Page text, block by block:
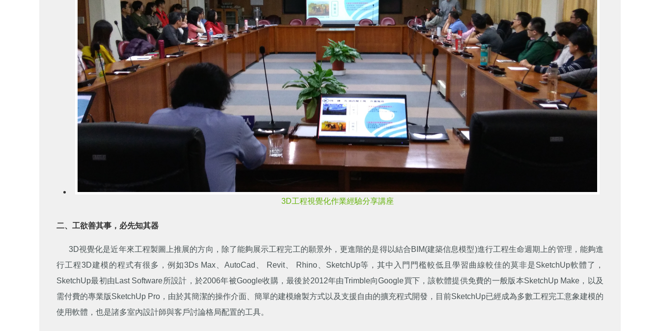
3D工程視覺化作業經驗分享講座
二、工欲善其事，必先知其器
3D視覺化是近年來工程製圖上推展的方向，除了能夠展示工程完工的願景外，更進階的是得以結合BIM(建築信息模型)進行工程生命週期上的管理，能夠進
行工程3D建模的程式有很多，例如3Ds Max、AutoCad、 Revit、 Rhino、SketchUp等，其中入門門檻較低且學習曲線較佳的莫非是SketchUp軟體了，
SketchUp最初由Last Software所設計，於2006年被Google收購，最後於2012年由Trimble向Google買下，該軟體提供免費的一般版本SketchUp Make，以及
需付費的專業版SketchUp Pro，由於其簡潔的操作介面、簡單的建模繪製方式以及支援自由的擴充程式開發，目前SketchUp已經成為多數工程完工意象建模的
使用軟體，也是諸多室內設計師與客戶討論格局配置的工具。